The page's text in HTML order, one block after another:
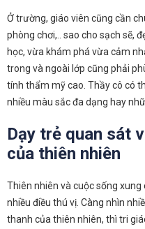
Ở trường, giáo viên cũng cần
phòng chơi,.. sao cho sạch sẽ,
học, vừa khám phá vừa cảm
trong và ngoài lớp cũng phải
tính thẩm mỹ cao. Thầy cô có
nhiều màu sắc đa dạng hay
Dạy trẻ quan sát
của thiên nhiên
Thiên nhiên và cuộc sống
nhiều điều thú vị. Càng nhìn
thanh của thiên nhiên, thì tri